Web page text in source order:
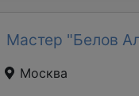
Мастер "Белов
Москва